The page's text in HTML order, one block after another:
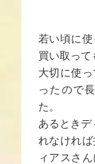
若い頃に
買い取って
大切に使
ったので
た。
あるとき
れなけれ
ィアスさ